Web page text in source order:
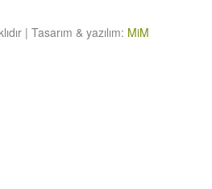
| Tasarım & yazılım: MiM